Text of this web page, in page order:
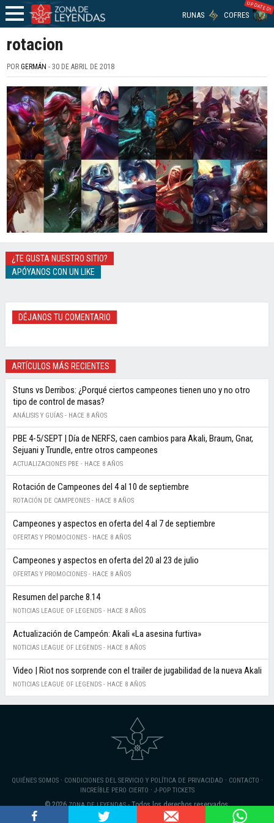
RUNAS COFRES
UPDATED!
rotacion
PORGERMÁN - 30 DE ABRIL DE 2018
¿TE GUSTA NUESTRO SITIO?
APÓYANOS CON UN LIKE
DÉJANOS TU COMENTARIO
ARTÍCULOS MÁS RECIENTES
Stuns vs Derribos: ¿Porqué ciertos campeones tienen uno y no otro
tipo de control de masas?
ANÁLISIS Y GUÍAS - HACE 8 AÑOS
PBE 4-5/SEPT | Día de NERFS, caen cambios para Akali, Braum, Gnar,
Sejuani y Trundle, entre otros campeones
ACTUALIZACIONES PBE - HACE 8 AÑOS
Rotación de Campeones del 4 al 10 de septiembre
ROTACIÓN DE CAMPEONES - HACE 8 AÑOS
Campeones y aspectos en oferta del 4 al 7 de septiembre
OFERTAS Y PROMOCIONES - HACE 8 AÑOS
Campeones y aspectos en oferta del 20 al 23 de julio
OFERTAS Y PROMOCIONES - HACE 8 AÑOS
Resumen del parche 8.14
NOTICIAS LEAGUE OF LEGENDS - HACE 8 AÑOS
Actualización de Campeón: Akali «La asesina furtiva»
NOTICIAS LEAGUE OF LEGENDS - HACE 8 AÑOS
Video | Riot nos sorprende con el trailer de jugabilidad de la nueva Akali
NOTICIAS LEAGUE OF LEGENDS - HACE 8 AÑOS
QUIÉNES SOMOS· CONDICIONES DEL SERVICIO Y POLÍTICA DE PRIVACIDAD · CONTACTO ·
INCREÍBLE PERO CIERTO · J-POP TICKETS
© 2026ZONA DE LEYENDAS- Todos los derechos reservados.